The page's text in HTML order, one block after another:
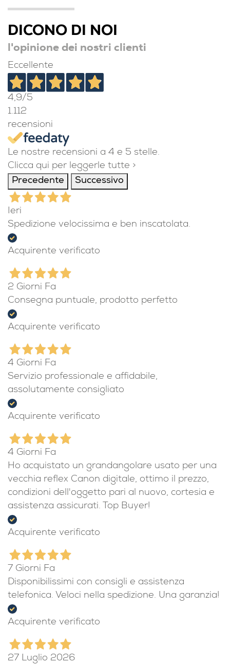
DICONO DI NOI
l'opinione dei nostri clienti
Eccellente
4,9/5
1.112
recensioni
Le nostre recensioni a 4 e 5 stelle.
Clicca qui per leggerle tutte >
Precedente
Successivo
Ieri
Spedizione velocissima e ben inscatolata.
Acquirente verificato
2 Giorni Fa
Consegna puntuale, prodotto perfetto
Acquirente verificato
4 Giorni Fa
Servizio professionale e affidabile,
assolutamente consigliato
Acquirente verificato
4 Giorni Fa
Ho acquistato un grandangolare usato per una
vecchia reflex Canon digitale, ottimo il prezzo,
condizioni dell'oggetto pari al nuovo, cortesia e
assistenza assicurati. Top Buyer!
Acquirente verificato
7 Giorni Fa
Disponibilissimi con consigli e assistenza
telefonica. Veloci nella spedizione. Una garanzia!
Acquirente verificato
27 Luglio 2026